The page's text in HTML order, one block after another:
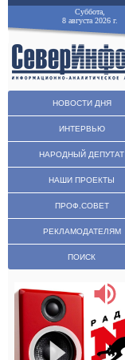
Суббота,
8 августа 2026 г.
НОВОСТИ ДНЯ
ИНТЕРВЬЮ
НАРОДНЫЙ ДЕПУТАТ
НАШИ ПРОЕКТЫ
ПРОФ.СОВЕТ
РЕКЛАМОДАТЕЛЯМ
ПОИСК